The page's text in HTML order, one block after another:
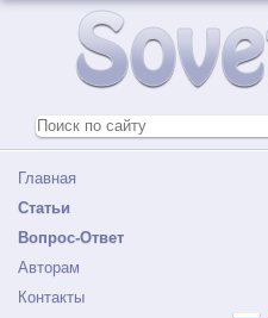
Главная
Статьи
Вопрос-Ответ
Авторам
Контакты